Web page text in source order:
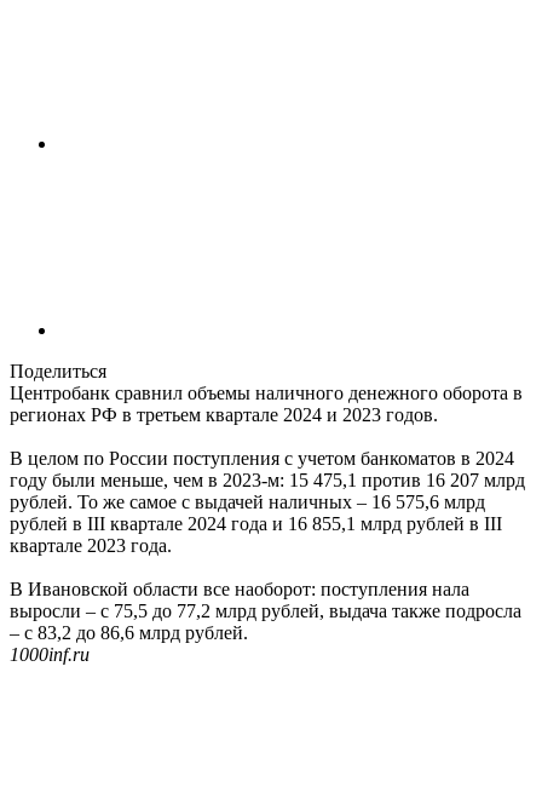
Поделиться
Центробанк сравнил объемы наличного денежного оборота в
регионах РФ в третьем квартале 2024 и 2023 годов.
В целом по России поступления с учетом банкоматов в 2024
году были меньше, чем в 2023-м: 15 475,1 против 16 207 млрд
рублей. То же самое с выдачей наличных – 16 575,6 млрд
рублей в III квартале 2024 года и 16 855,1 млрд рублей в III
квартале 2023 года.
В Ивановской области все наоборот: поступления нала
выросли – с 75,5 до 77,2 млрд рублей, выдача также подросла
– с 83,2 до 86,6 млрд рублей.
1000inf.ru